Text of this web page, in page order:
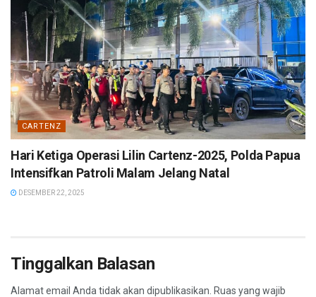
CARTENZ
Hari Ketiga Operasi Lilin Cartenz-2025, Polda Papua
Intensifkan Patroli Malam Jelang Natal
DESEMBER 22, 2025
Tinggalkan Balasan
Alamat email Anda tidak akan dipublikasikan. Ruas yang wajib